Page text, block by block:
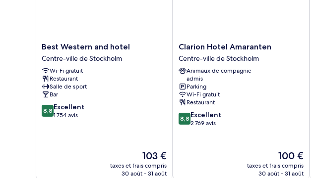
Best
Western
and
hotel
Centre-
ville
de
Stockholm
Best Western and hotel
Centre-ville de Stockholm
Wi-Fi gratuit
Restaurant
Salle de sport
Bar
8.8
sur
8,8 Excellent
1 754 avis
Le
nouveau
prix
103 €
taxes et frais compris
30 août - 31 août
Clarion
Hotel
Amaranten
Centre-
ville
de
Stockholm
Clarion Hotel Amaranten
Centre-ville de Stockholm
Animaux de compagnie
admis
Parking
Wi-Fi gratuit
Restaurant
8.8
sur
8,8 Excellent
2 769 avis
Le
nouveau
prix
100 €
taxes et frais compris
30 août - 31 août